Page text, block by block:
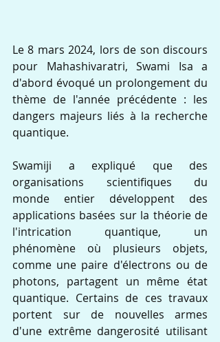
Le 8 mars 2024, lors de son discours
pour Mahashivaratri, Swami Isa a
d'abord évoqué un prolongement du
thème de l'année précédente : les
dangers majeurs liés à la recherche
quantique.
Swamiji a expliqué que des
organisations scientifiques du
monde entier développent des
applications basées sur la théorie de
l'intrication quantique, un
phénomène où plusieurs objets,
comme une paire d'électrons ou de
photons, partagent un même état
quantique. Certains de ces travaux
portent sur de nouvelles armes
d'une extrême dangerosité utilisant